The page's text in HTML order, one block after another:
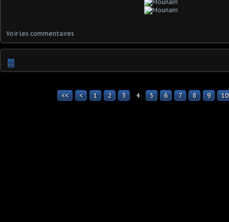
Voir les commentaires
…
<< < 1 2 3 4 5 6 7 8 9 10